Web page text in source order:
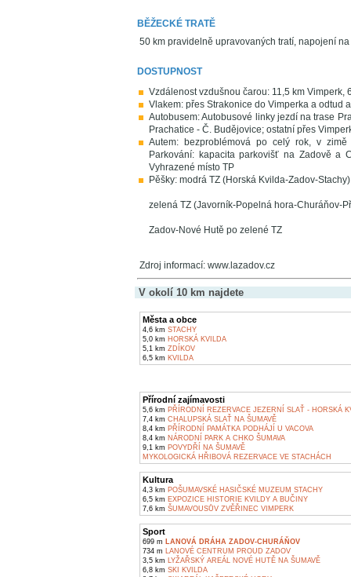
BĚŽECKÉ TRATĚ
50 km pravidelně upravovaných tratí, napojení
DOSTUPNOST
Vzdálenost vzdušnou čarou: 11,5 km Vimperk,
Vlakem: přes Strakonice do Vimperka a odtud
Autobusem: Autobusové linky jezdí na trase
Prachatice - Č. Budějovice; ostatní přes
Autem: bezproblémová po celý rok, v
Parkování: kapacita parkovišť na Zadově a
Vyhrazené místo TP
Pěšky: modrá TZ (Horská Kvilda-Zadov-
zelená TZ (Javorník-Popelná hora-Churáňov-
Zadov-Nové Hutě po zelené TZ
Zdroj informací: www.lazadov.cz
V okolí 10 km najdete
Města a obce
4,6 km STACHY
5,0 km HORSKÁ KVILDA
5,1 km ZDÍKOV
6,5 km KVILDA
Přírodní zajímavosti
5,6 km PŘÍRODNÍ REZERVACE JEZERNÍ SLAŤ - HORSKÁ
7,4 km CHALUPSKÁ SLAŤ NA ŠUMAVĚ
8,4 km PŘÍRODNÍ PAMÁTKA PODHÁJÍ U VACOVA
8,4 km NÁRODNÍ PARK A CHKO ŠUMAVA
9,1 km POVYDŘÍ NA ŠUMAVĚ
MYKOLOGICKÁ HŘIBOVÁ REZERVACE VE STACHÁCH
Kultura
4,3 km POŠUMAVSKÉ HASIČSKÉ MUZEUM STACHY
6,5 km EXPOZICE HISTORIE KVILDY A BUČINY
7,6 km ŠUMAVOUSŮV ZVĚŘINEC VIMPERK
Sport
699 m LANOVÁ DRÁHA ZADOV-CHURÁŇOV
734 m LANOVÉ CENTRUM PROUD ZADOV
3,5 km LYŽAŘSKÝ AREÁL NOVÉ HUTĚ NA ŠUMAVĚ
6,8 km SKI KVILDA